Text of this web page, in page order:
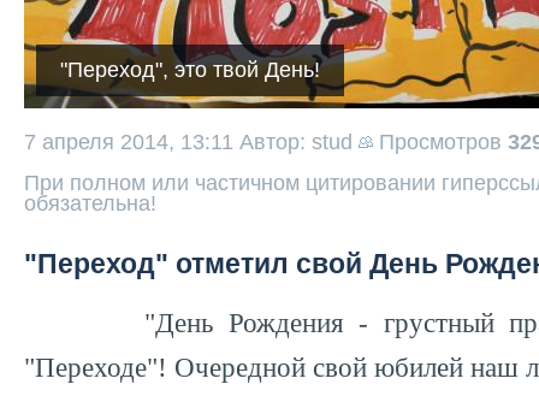
"Переход", это твой День!
7 апреля 2014, 13:11 Автор: stud Просмотров
При полном или частичном цитировании
обязательна!
"Переход" отметил свой День
"День Рождения - грустный
"Переходе"! Очередной свой юбилей наш